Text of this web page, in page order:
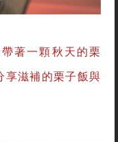
著一顆秋天的栗
享滋補的栗子飯與